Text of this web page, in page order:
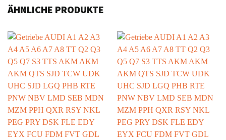
ÄHNLICHE PRODUKTE